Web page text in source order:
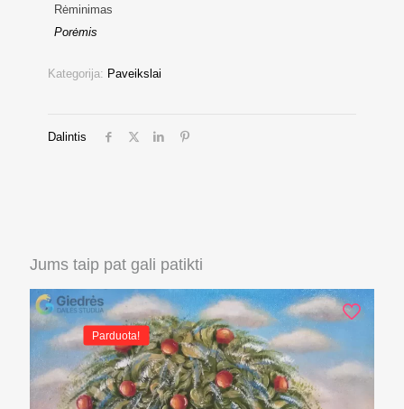
Rėminimas
Porėmis
Kategorija: Paveikslai
Dalintis
Jums taip pat gali patikti
Parduota!